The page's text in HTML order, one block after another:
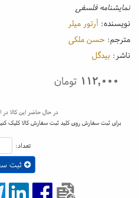
نمایشنامه فلسفی
نویسنده: آرتور میلر
مترجم: حسن ملکی
ناشر: بیدگل
۱۱۲,۰۰۰ تومان
در حال حاضر این کالا در
برای ثبت سفارش روی کلید ثبت سفارش کالا کلیک
تعداد:
ثبت